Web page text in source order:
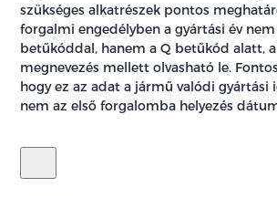
szükséges alkatrészek pontos
forgalmi engedélyben a gyártási év
betűkóddal, hanem a Q betűkód alatt, a
megnevezés mellett olvasható le.
hogy ez az adat a jármű valódi gyártási
nem az első forgalomba helyezés